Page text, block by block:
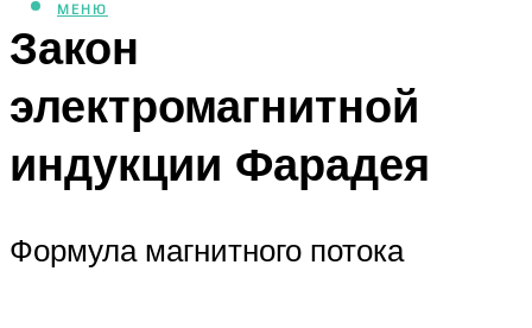
МЕНЮ
Закон
электромагнитной
индукции Фарадея
Формула магнитного потока